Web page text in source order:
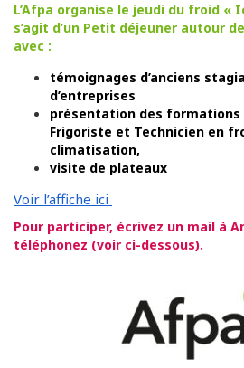
L’Afpa organise le jeudi du froid «
s’agit d’un Petit déjeuner autour
avec :
témoignages d’anciens
d’entreprises
présentation des formations
Frigoriste et Technicien en
climatisation,
visite de plateaux
Voir l’affiche ici
Pour participer, écrivez un mail à
téléphonez (voir ci-dessous).